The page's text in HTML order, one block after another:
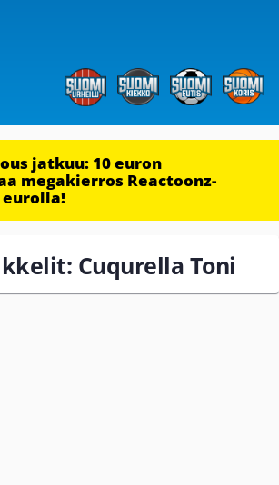
jatkuu: 10 euron
megakierros Reactoonz-
eurolla!
Cuqurella Toni